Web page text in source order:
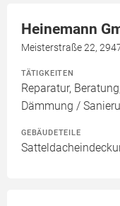
Heinemann
Meisterstraße 22,
TÄTIGKEITEN
Reparatur,
Dämmung /
GEBÄUDETEILE